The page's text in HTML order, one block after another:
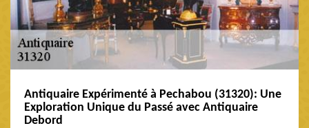
Antiquaire Expérimenté à Pechabou (31320): Une
Exploration Unique du Passé avec Antiquaire
Debord